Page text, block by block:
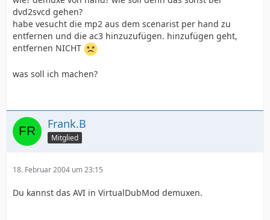
dvd2svcd gehen?
habe vesucht die mp2 aus dem scenarist per hand zu
entfernen und die ac3 hinzuzufügen. hinzufügen geht,
entfernen NICHT
was soll ich machen?
Frank.B
Mitglied
18. Februar 2004 um 23:15
Du kannst das AVI in VirtualDubMod demuxen.